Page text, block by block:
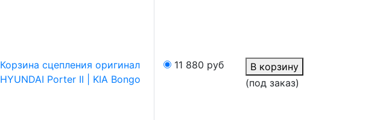
Корзина сцепления оригинал
HYUNDAI Porter II | KIA Bongo
11 880 руб
В корзину
(под заказ)